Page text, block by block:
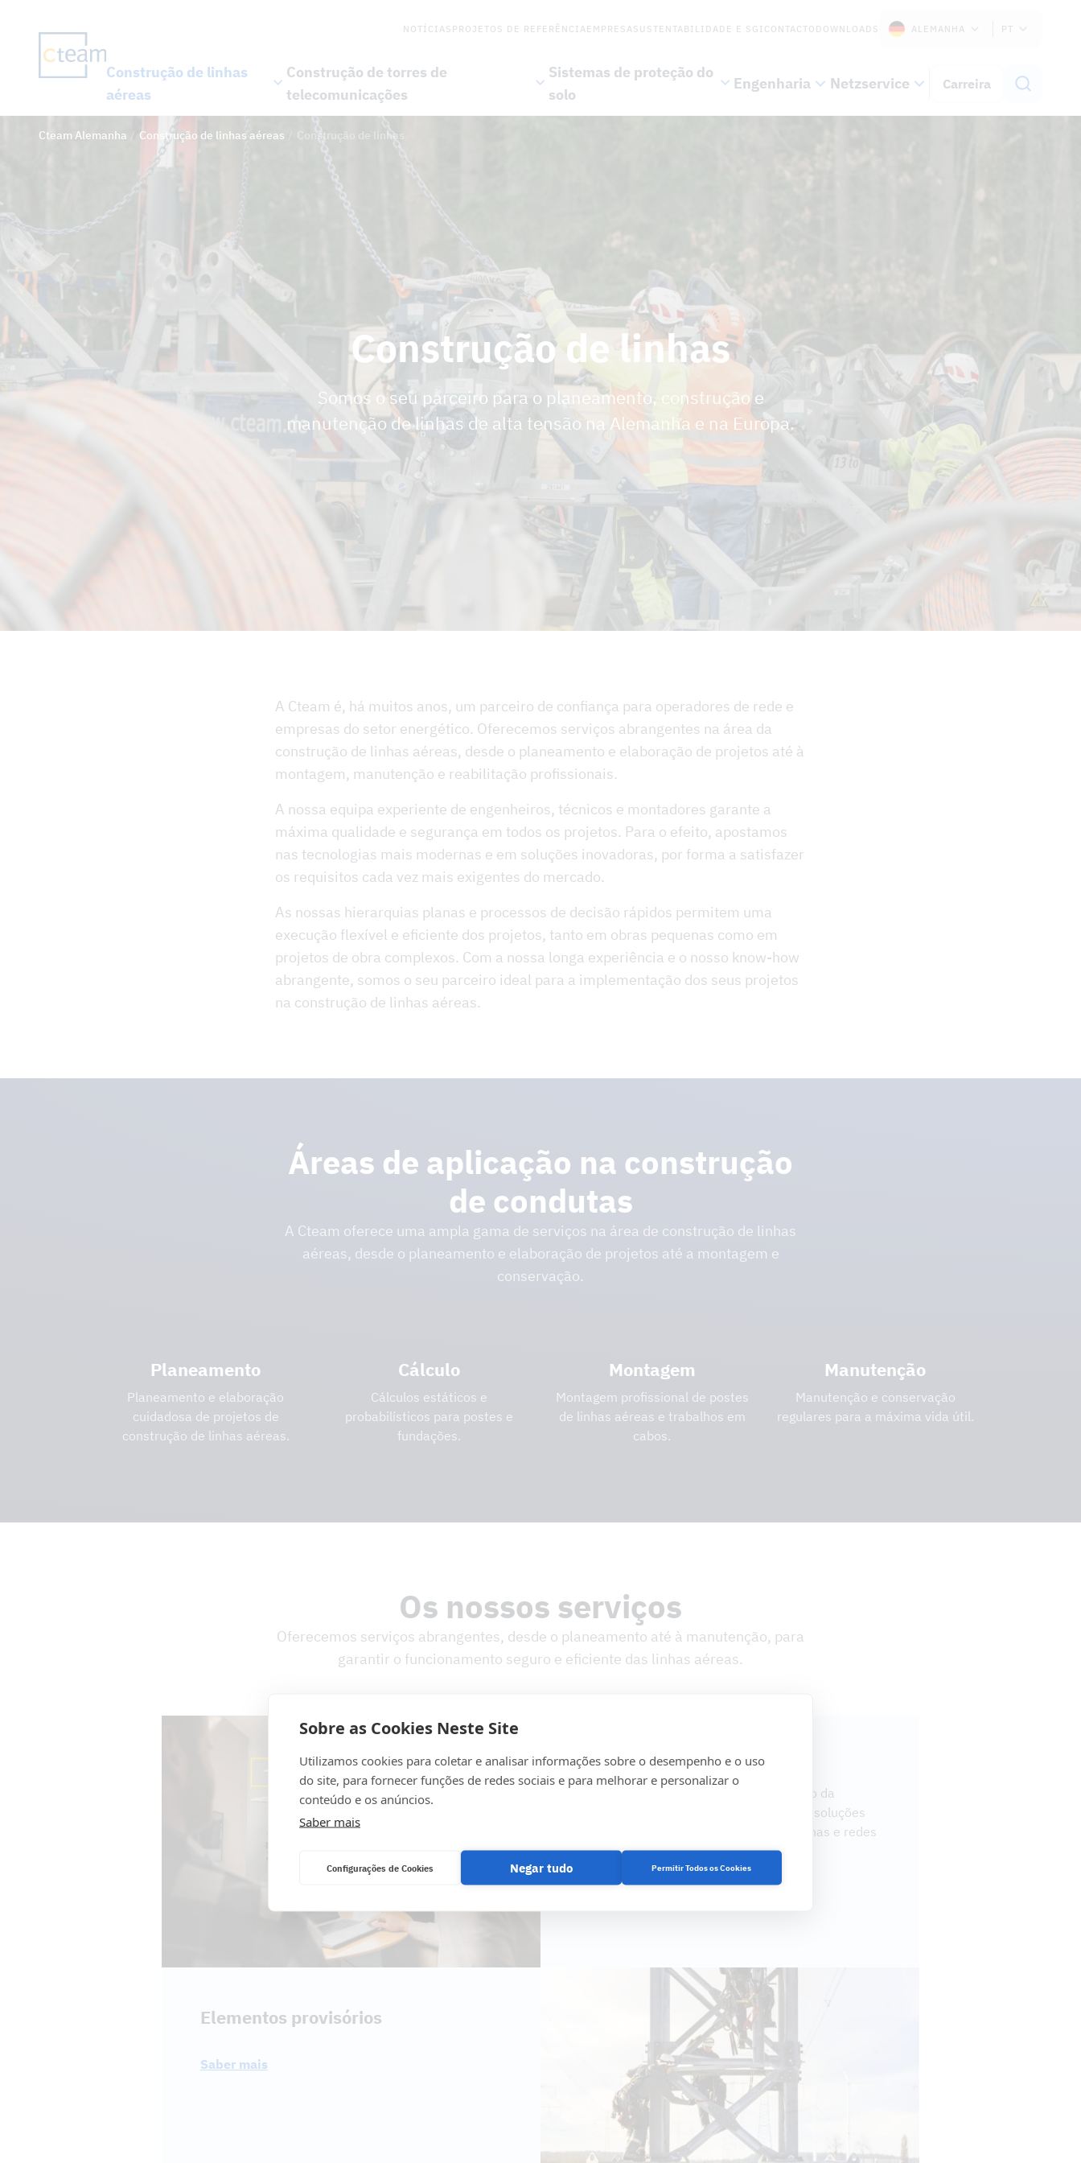
Construção de linhas
aéreas
Construção de torres de
telecomunicações
Sistemas de proteção do
solo
Engenharia Netzservice Carreira
NOTÍCIAS PROJETOS DE REFERÊNCIA EMPRESA SUSTENTABILIDADE E SGI CONTACTO DOWNLOADS ALEMANHA PT
Cteam Alemanha Construção de linhas aéreas Construção de linhas
Construção de linhas
Somos o seu parceiro para o planeamento, construção e
manutenção de linhas de alta tensão na Alemanha e na Europa.
A Cteam é, há muitos anos, um parceiro de confiança para operadores de rede e
empresas do setor energético. Oferecemos serviços abrangentes na área da
construção de linhas aéreas, desde o planeamento e elaboração de projetos até à
montagem, manutenção e reabilitação profissionais.
A nossa equipa experiente de engenheiros, técnicos e montadores garante a
máxima qualidade e segurança em todos os projetos. Para o efeito, apostamos
nas tecnologias mais modernas e em soluções inovadoras, por forma a satisfazer
os requisitos cada vez mais exigentes do mercado.
As nossas hierarquias planas e processos de decisão rápidos permitem uma
execução flexível e eficiente dos projetos, tanto em obras pequenas como em
projetos de obra complexos. Com a nossa longa experiência e o nosso know-how
abrangente, somos o seu parceiro ideal para a implementação dos seus projetos
na construção de linhas aéreas.
Áreas de aplicação na construção
de condutas
A Cteam oferece uma ampla gama de serviços na área de construção de linhas
aéreas, desde o planeamento e elaboração de projetos até a montagem e
conservação.
Planeamento
Planeamento e elaboração
cuidadosa de projetos de
construção de linhas aéreas.
Cálculo
Cálculos estáticos e
probabilísticos para postes e
fundações.
Montagem
Montagem profissional de postes
de linhas aéreas e trabalhos em
cabos.
Manutenção
Manutenção e conservação
regulares para a máxima vida útil.
Os nossos serviços
Oferecemos serviços abrangentes, desde o planeamento até à manutenção, para
garantir o funcionamento seguro e eficiente das linhas aéreas.
Engenharia
Desde a engenharia de projetos à gestão da
qualidade: a Cteam Engineering oferece soluções
abrangentes para projetos fiáveis de linhas e redes
de energia.
Saber mais
Elementos provisórios
Saber mais
Sobre as Cookies Neste Site
Utilizamos cookies para coletar e analisar informações sobre o desempenho e o uso
do site, para fornecer funções de redes sociais e para melhorar e personalizar o
conteúdo e os anúncios.
Saber mais
Configurações de Cookies Negar tudo Permitir Todos os Cookies